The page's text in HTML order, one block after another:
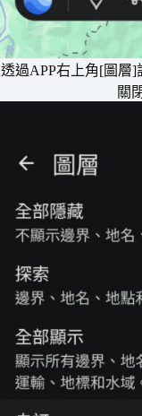
透過APP右上角[圖層]
關